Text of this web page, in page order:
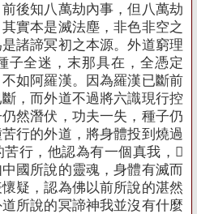
後知八萬劫內事，但八萬劫
實本是滅法塵，非色非空之
諸諦冥初之本源。外道窮理
子全迷，末那具在，全憑定
如阿羅漢。因為羅漢已斷前
，而外道不過將六識現行控
然潛伏，功夫一失，種子仍
行的外道，將身體投到燒過
行，他認為有一個真我，
國所說的靈魂，身體有滅而
疑，認為佛以前所說的湛然
所說的冥諦神我並沒有什麼